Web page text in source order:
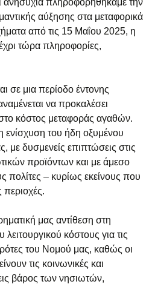
ανησυχία πληροφορηθήκαμε την
αύξησης στα μεταφορικά
από τις 15 Μαΐου 2025, η
τώρα πληροφορίες,
σε μια περίοδο έντονης
να προκαλέσει
κόστος μεταφοράς αγαθών.
ενίσχυση του ήδη οξυμένου
με δυσμενείς επιπτώσεις στις
προϊόντων και με άμεσο
πολίτες – κυρίως εκείνους που
περιοχές.
μας αντίθεση στη
κόστους για τις
του Νομού μας, καθώς οι
τις κοινωνικές και
βάρος των νησιωτών,